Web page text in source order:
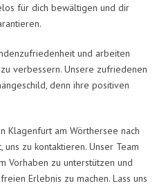
für dich bewältigen und dir
und arbeiten
verbessern. Unsere zufriedenen
denn ihre positiven
Klagenfurt am Wörthersee nach
zu kontaktieren. Unser Team
Vorhaben zu unterstützen und
Erlebnis zu machen. Lass uns